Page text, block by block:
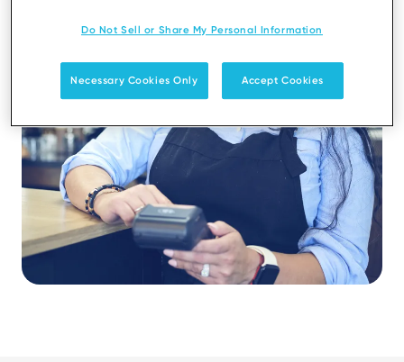
Do Not Sell or Share My Personal Information
Necessary Cookies Only Accept Cookies